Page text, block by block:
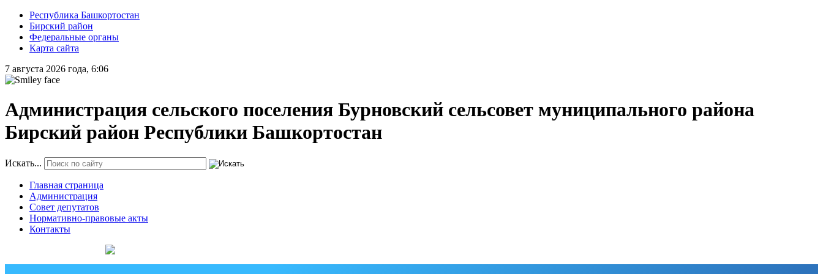
Республика Башкортостан
Бирский район
Федеральные органы
Карта сайта
7 августа 2026 года, 6:06
Администрация сельского поселения Бурновский сельсовет муниципального района
Бирский район Республики Башкортостан
Искать...
Главная страница
Администрация
Совет депутатов
Нормативно-правовые акты
Контакты